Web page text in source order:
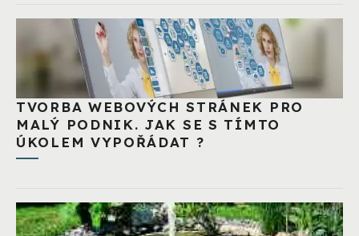
TVORBA WEBOVÝCH STRÁNEK PRO
MALÝ PODNIK. JAK SE S TÍMTO
ÚKOLEM VYPOŘÁDAT ?